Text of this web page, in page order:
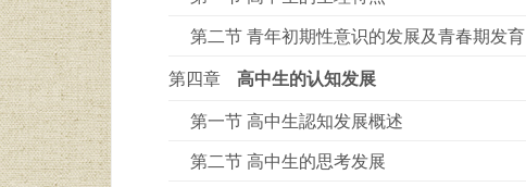
第二节 青年初期性意识的发展及青春期发育
第四章
高中生的认知发展
第一节 高中生認知发展概述
第二节 高中生的思考发展